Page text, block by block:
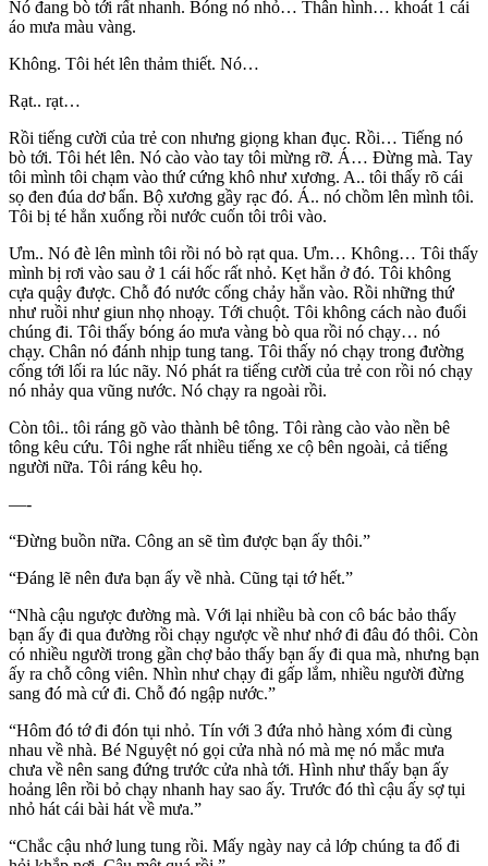
Nó đang bò tới rất nhanh. Bóng nó nhỏ… Thân hình… khoát 1 cái
áo mưa màu vàng.
Không. Tôi hét lên thảm thiết. Nó…
Rạt.. rạt…
Rồi tiếng cười của trẻ con nhưng giọng khan đục. Rồi… Tiếng nó
bò tới. Tôi hét lên. Nó cào vào tay tôi mừng rỡ. Á… Đừng mà. Tay
tôi mình tôi chạm vào thứ cứng khô như xương. A.. tôi thấy rõ cái
sọ đen đúa dơ bẩn. Bộ xương gầy rạc đó. Á.. nó chồm lên mình tôi.
Tôi bị té hẳn xuống rồi nước cuốn tôi trôi vào.
Ưm.. Nó đè lên mình tôi rồi nó bò rạt qua. Ưm… Không… Tôi thấy
mình bị rơi vào sau ở 1 cái hốc rất nhỏ. Kẹt hẳn ở đó. Tôi không
cựa quậy được. Chỗ đó nước cống chảy hẳn vào. Rồi những thứ
như ruồi như giun nhọ nhoạy. Tới chuột. Tôi không cách nào đuổi
chúng đi. Tôi thấy bóng áo mưa vàng bò qua rồi nó chạy… nó
chạy. Chân nó đánh nhịp tung tang. Tôi thấy nó chạy trong đường
cống tới lối ra lúc nãy. Nó phát ra tiếng cười của trẻ con rồi nó chạy
nó nhảy qua vũng nước. Nó chạy ra ngoài rồi.
Còn tôi.. tôi ráng gõ vào thành bê tông. Tôi ràng cào vào nền bê
tông kêu cứu. Tôi nghe rất nhiều tiếng xe cộ bên ngoài, cả tiếng
người nữa. Tôi ráng kêu họ.
—-
“Đừng buồn nữa. Công an sẽ tìm được bạn ấy thôi.”
“Đáng lẽ nên đưa bạn ấy về nhà. Cũng tại tớ hết.”
“Nhà cậu ngược đường mà. Với lại nhiều bà con cô bác bảo thấy
bạn ấy đi qua đường rồi chạy ngược về như nhớ đi đâu đó thôi. Còn
có nhiều người trong gần chợ bảo thấy bạn ấy đi qua mà, nhưng bạn
ấy ra chỗ công viên. Nhìn như chạy đi gấp lắm, nhiều người đừng
sang đó mà cứ đi. Chỗ đó ngập nước.”
“Hôm đó tớ đi đón tụi nhỏ. Tín với 3 đứa nhỏ hàng xóm đi cùng
nhau về nhà. Bé Nguyệt nó gọi cửa nhà nó mà mẹ nó mắc mưa
chưa về nên sang đứng trước cửa nhà tới. Hình như thấy bạn ấy
hoảng lên rồi bỏ chạy nhanh hay sao ấy. Trước đó thì cậu ấy sợ tụi
nhỏ hát cái bài hát về mưa.”
“Chắc cậu nhớ lung tung rồi. Mấy ngày nay cả lớp chúng ta đổ đi